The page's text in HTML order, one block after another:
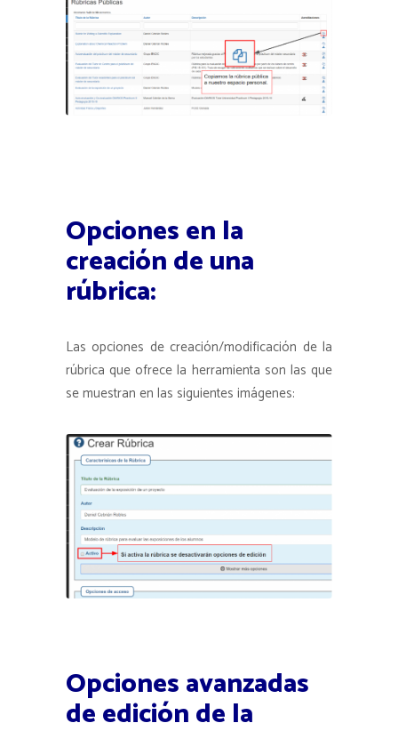
Opciones en la
creación de una
rúbrica:
Las opciones de creación/modificación de la
rúbrica que ofrece la herramienta son las que
se muestran en las siguientes imágenes:
Opciones avanzadas
de edición de la